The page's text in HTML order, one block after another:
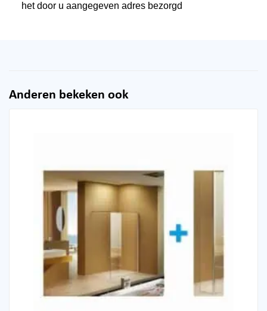
het door u aangegeven adres bezorgd
Anderen bekeken ook